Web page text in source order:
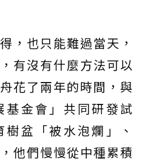
，也只能難過當天，
有沒有什麼方法可以
花了兩年的時間，與
基金會」共同研發試
盆「被水泡爛」、
他們慢慢從中種累積